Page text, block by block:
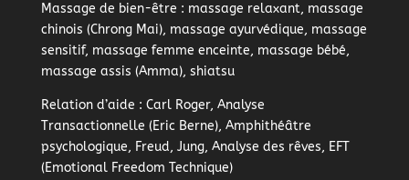
Massage de bien-être : massage relaxant, massage
chinois (Chrong Mai), massage ayurvédique, massage
sensitif, massage femme enceinte, massage bébé,
massage assis (Amma), shiatsu
Relation d’aide : Carl Roger, Analyse
Transactionnelle (Eric Berne), Amphithéâtre
psychologique, Freud, Jung, Analyse des rêves, EFT
(Emotional Freedom Technique)